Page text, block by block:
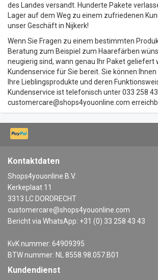
des Landes versandt. Hunderte Pakete
Lager auf dem Weg zu einem zufriedenen
unser Geschäft in Nijkerk!
Wenn Sie Fragen zu einem bestimmten
Beratung zum Beispiel zum Haarefärben
neugierig sind, wann genau Ihr Paket geliefert
Kundenservice für Sie bereit. Sie können
Ihre Lieblingsprodukte und deren
Kundenservice ist telefonisch unter 033 258
customercare@shops4youonline.com
Kontaktdaten
Shops4youonline B.V.
Kerkeplaat 11
3313 LC DORDRECHT
customercare@shops4youonline.com
Bericht via WhatsApp: +31 (0) 33 258 43 43
KvK nummer: 64909395
BTW nummer: NL 8558.98.057.B01
Kundendienst